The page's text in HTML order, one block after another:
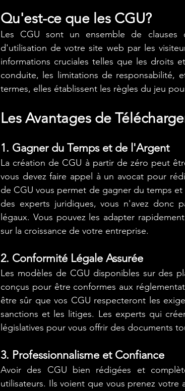
Qu'est-ce que les CGU?
Les CGU sont un ensemble de clauses
d'utilisation de votre site web par les
informations cruciales telles que les droits
conduite, les limitations de responsabilité,
termes, elles établissent les règles du jeu
Les Avantages de
1. Gagner du Temps et de l'Argent
La création de CGU à partir de zéro peut
vous devez faire appel à un avocat pour
de CGU vous permet de gagner du temps
des experts juridiques, vous n'avez donc
légaux. Vous pouvez les adapter
sur la croissance de votre entreprise.
2. Conformité Légale Assurée
Les modèles de CGU disponibles sur des
conçus pour être conformes aux
être sûr que vos CGU respecteront les
sanctions et les litiges. Les experts qui
législatives pour vous offrir des documents
3. Professionnalisme et Confiance
Avoir des CGU bien rédigées et
utilisateurs. Ils voient que vous prenez